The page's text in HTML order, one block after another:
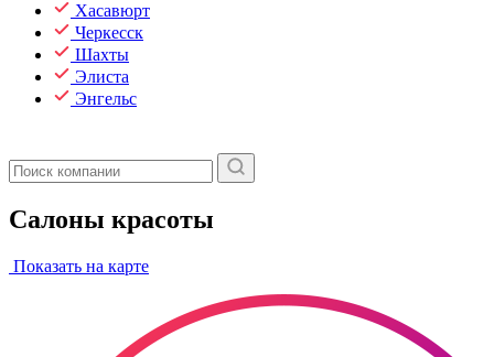
Хасавюрт
Черкесск
Шахты
Элиста
Энгельс
Салоны красоты
Показать на карте